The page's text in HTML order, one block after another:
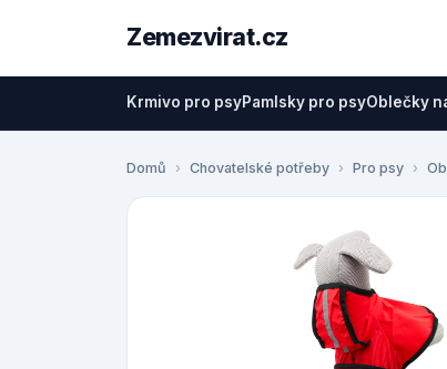
Zemezvirat.cz
Krmivo pro psyPamlsky pro psyOblečky
Domů Chovatelské potřeby Pro psy